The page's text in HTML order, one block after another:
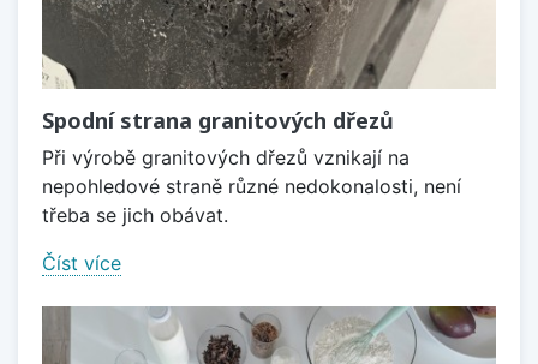
Spodní strana granitových dřezů
Při výrobě granitových dřezů vznikají na
nepohledové straně různé nedokonalosti, není
třeba se jich obávat.
Číst více